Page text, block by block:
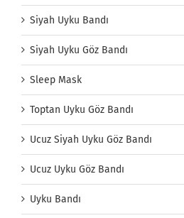
Siyah Uyku Bandı
Siyah Uyku Göz Bandı
Sleep Mask
Toptan Uyku Göz Bandı
Ucuz Siyah Uyku Göz Bandı
Ucuz Uyku Göz Bandı
Uyku Bandı